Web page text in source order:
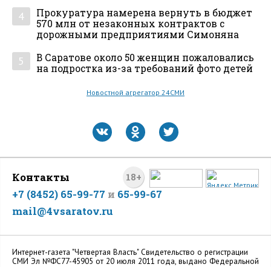
4
Прокуратура намерена вернуть в бюджет
570 млн от незаконных контрактов с
дорожными предприятиями Симоняна
5
В Саратове около 50 женщин пожаловались
на подростка из-за требований фото детей
Новостной агрегатор 24СМИ
18+
Контакты
+7 (8452) 65-99-77 и 65-99-67
mail@4vsaratov.ru
Интернет-газета "Четвертая Власть" Cвидетельство о регистрации
СМИ Эл №ФС77-45905 от 20 июля 2011 года, выдано Федеральной